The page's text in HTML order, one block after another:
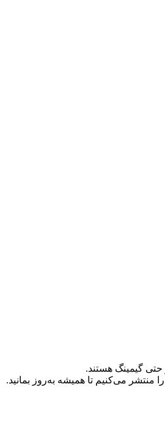
حتی گیمینگ هستند.